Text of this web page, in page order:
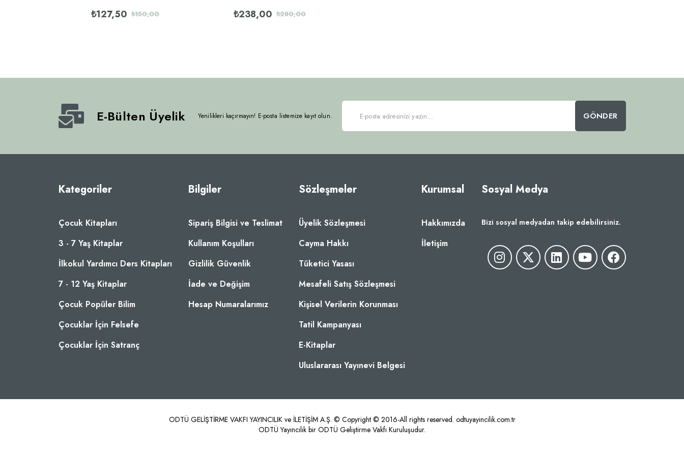
₺127,50 ₺150,00 ₺238,00 ₺280,00
E-Bülten Üyelik Yenilikleri kaçırmayın! E-posta listemize kayıt olun. GÖNDER
Kategoriler
Çocuk Kitapları
3 - 7 Yaş Kitaplar
İlkokul Yardımcı Ders Kitapları
7 - 12 Yaş Kitaplar
Çocuk Popüler Bilim
Çocuklar İçin Felsefe
Çocuklar İçin Satranç
Bilgiler
Sipariş Bilgisi ve Teslimat
Kullanım Koşulları
Gizlilik Güvenlik
İade ve Değişim
Hesap Numaralarımız
Sözleşmeler
Üyelik Sözleşmesi
Cayma Hakkı
Tüketici Yasası
Mesafeli Satış Sözleşmesi
Kişisel Verilerin Korunması
Tatil Kampanyası
E-Kitaplar
Uluslararası Yayınevi Belgesi
Kurumsal
Hakkımızda
İletişim
Sosyal Medya
Bizi sosyal medyadan takip edebilirsiniz.
ODTÜ GELİŞTİRME VAKFI YAYINCILIK ve İLETİŞİM A.Ş. © Copyright © 2016-All rights reserved. odtuyayincilik.com.tr
ODTÜ Yayıncılık bir ODTÜ Geliştirme Vakfı Kuruluşudur.